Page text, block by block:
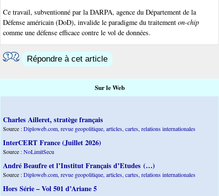
Ce travail, subventionné par la DARPA, agence du Département de la
Défense américain (DoD), invalide le paradigme du traitement on-chip
comme une défense efficace contre le vol de données.
Répondre à cet article
Sur le Web
Charles Ailleret, stratège français
Source :Diploweb.com, revue geopolitique, articles, cartes, relations internationales
InterCERT France (Juillet 2026)
Source :NoLimitSecu
André Beaufre et l’Institut Français d’Etudes (…)
Source :Diploweb.com, revue geopolitique, articles, cartes, relations internationales
Hors Série – Vol 501 d’Ariane 5